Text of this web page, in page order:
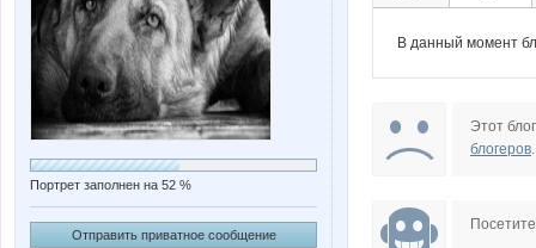
Портрет заполнен на 52 %
Отправить приватное сообщение
В данный момент
Этот
блогеров.